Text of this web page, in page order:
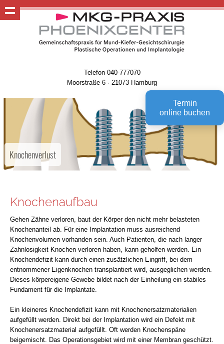
Termin
online buchen
Telefon 040-777070
Moorstraße 6 · 21073 Hamburg
Knochenverlust
Knochenaufbau
Gehen Zähne verloren, baut der Körper den nicht mehr belasteten
Knochenanteil ab. Für eine Implantation muss ausreichend
Knochenvolumen vorhanden sein. Auch Patienten, die nach langer
Zahnlosigkeit Knochen verloren haben, kann geholfen werden. Ein
Knochendefizit kann durch einen zusätzlichen Eingriff, bei dem
entnommener Eigenknochen transplantiert wird, ausgeglichen werden.
Dieses körpereigene Gewebe bildet nach der Einheilung ein stabiles
Fundament für die Implantate.
Ein kleineres Knochendefizit kann mit Knochenersatzmaterialien
aufgefüllt werden. Direkt bei der Implantation wird ein Defekt mit
Knochenersatzmaterial aufgefüllt. Oft werden Knochenspäne
beigemischt. Das Operationsgebiet wird mit einer Membran geschützt.